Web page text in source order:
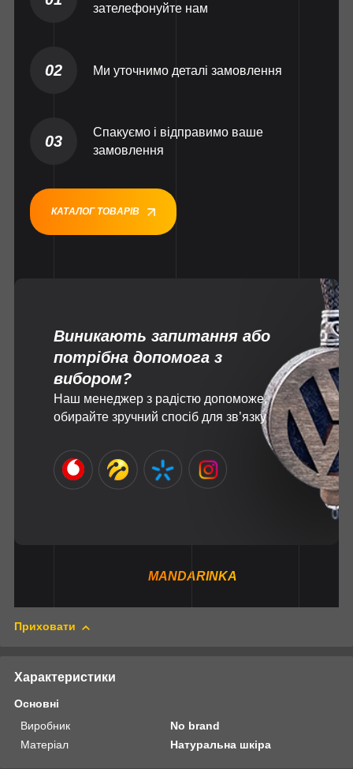
зателефонуйте нам
02 Ми уточнимо деталі замовлення
03
Спакуємо і відправимо ваше
замовлення
КАТАЛОГ ТОВАРІВ
Виникають запитання або
потрібна допомога з
вибором?
Наш менеджер з радістю допоможе,
обирайте зручний спосіб для зв’язку
MANDARINKA
Приховати
Характеристики
Основні
Виробник
No brand
Матеріал
Натуральна шкіра